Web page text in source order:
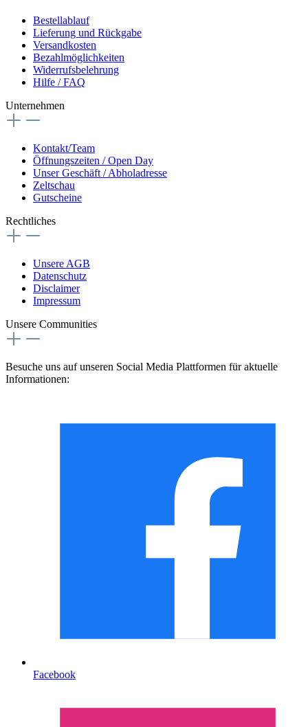
Bestellablauf
Lieferung und Rückgabe
Versandkosten
Bezahlmöglichkeiten
Widerrufsbelehrung
Hilfe / FAQ
Unternehmen
Kontakt/Team
Öffnungszeiten / Open Day
Unser Geschäft / Abholadresse
Zeltschau
Gutscheine
Rechtliches
Unsere AGB
Datenschutz
Disclaimer
Impressum
Unsere Communities
Besuche uns auf unseren Social Media Plattformen für aktuelle
Informationen:
Facebook